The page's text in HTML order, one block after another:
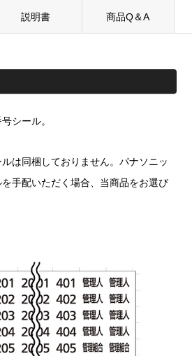
説明書 商品Q＆A
シール。
は同梱しておりません。パナソニッ
手配いただく場合、当商品をお選び